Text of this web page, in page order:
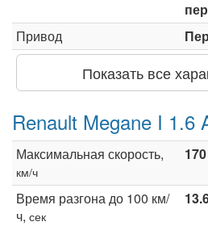
Привод
Показать все
Renault Megane I 1.6
Максимальная скорость,
км/ч
170
Время разгона до 100 км/
ч, сек